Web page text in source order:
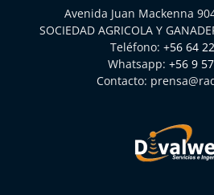
Avenida Juan Mackenna
SOCIEDAD AGRICOLA Y
Teléfono: +56 64
Whatsapp: +56 9
Contacto: